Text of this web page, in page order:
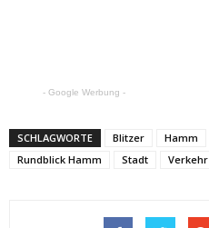
- Google Werbung -
SCHLAGWORTE Blitzer Hamm
Rundblick Hamm
Stadt Verkehr